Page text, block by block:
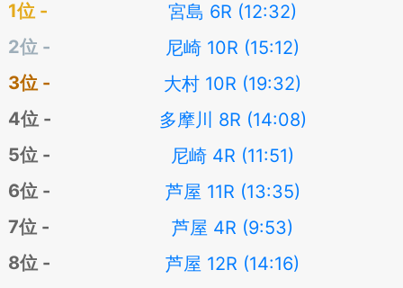
宮島 6R (12:32)
尼崎 10R (15:12)
大村 10R (19:32)
多摩川 8R (14:08)
尼崎 4R (11:51)
芦屋 11R (13:35)
芦屋 4R (9:53)
芦屋 12R (14:16)